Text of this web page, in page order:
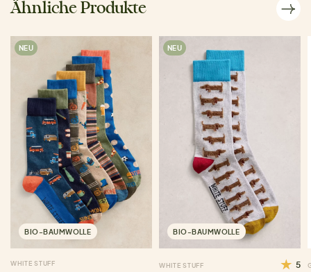
Ähnliche Produkte
NEU
BIO-BAUMWOLLE
WHITE STUFF
NEU
BIO-BAUMWOLLE
WHITE STUFF 5